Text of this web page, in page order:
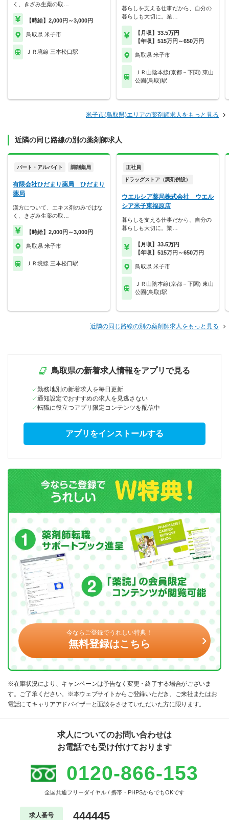
く、きざみ生薬の取…
【時給】2,000円～3,000円
鳥取県 米子市
ＪＲ境線 三本松口駅
暮らしを支える仕事だから、自分の
暮らしも大切に。業…
【月収】33.5万円
【年収】515万円～650万円
鳥取県 米子市
ＪＲ山陰本線(京都－下関) 東山
公園(鳥取)駅
米子市(鳥取県)エリアの薬剤師求人をもっと見る
近隣の同じ路線の別の薬剤師求人
パート・アルバイト 調剤薬局
有限会社ひだまり薬局 ひだまり
薬局
漢方について、エキス剤のみではな
く、きざみ生薬の取…
【時給】2,000円～3,000円
鳥取県 米子市
ＪＲ境線 三本松口駅
正社員
ドラッグストア（調剤併設）
ウエルシア薬局株式会社 ウエル
シア米子東福原店
暮らしを支える仕事だから、自分の
暮らしも大切に。業…
【月収】33.5万円
【年収】515万円～650万円
鳥取県 米子市
ＪＲ山陰本線(京都－下関) 東山
公園(鳥取)駅
近隣の同じ路線の別の薬剤師求人をもっと見る
鳥取県の新着求人情報をアプリで見る
勤務地別の新着求人を毎日更新
通知設定でおすすめの求人を見逃さない
転職に役立つアプリ限定コンテンツを配信中
アプリをインストールする
今ならご登録でうれしい特典！
無料登録はこちら
※在庫状況により、キャンペーンは予告なく変更・終了する場合がございま
す。ご了承ください。※本ウェブサイトからご登録いただき、ご来社またはお
電話にてキャリアアドバイザーと面談をさせていただいた方に限ります。
求人についてのお問い合わせは
お電話でも受け付けております
0120-866-153
全国共通フリーダイヤル / 携帯・PHPSからでもOKです
求人番号 444445